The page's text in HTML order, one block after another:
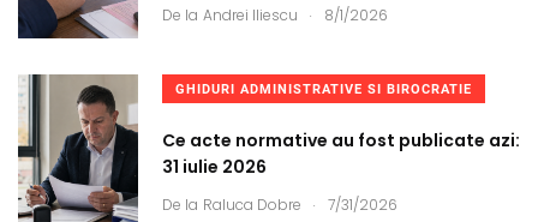
De la Andrei Iliescu . 8/1/2026
GHIDURI ADMINISTRATIVE SI BIROCRATIE
Ce acte normative au fost publicate azi:
31 iulie 2026
De la Raluca Dobre . 7/31/2026